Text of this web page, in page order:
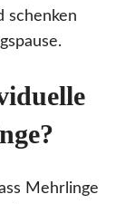
schenken
Mehrlinge